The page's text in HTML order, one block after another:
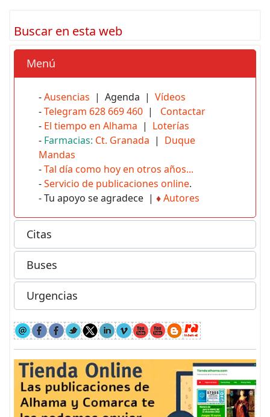
Buscar en esta web
Menú
-Ausencias | Agenda | Vídeos
-Telegram 628 669 460 | Contactar
- El tiempo en Alhama | Loterías
- Farmacias: Ct. Granada | Duque
Mandas
-Tal día como hoy en otros años...
-Servicio de publicaciones online.
- Tu apoyo se agradece | ♦Autores
Citas
Buses
Urgencias